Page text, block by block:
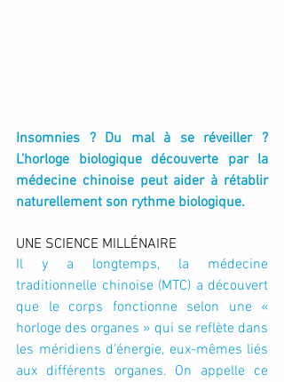
Insomnies ? Du mal à se réveiller ?
L’horloge biologique découverte par la
médecine chinoise peut aider à rétablir
naturellement son rythme biologique.
UNE SCIENCE MILLÉNAIRE
Il y a longtemps, la médecine
traditionnelle chinoise (MTC) a découvert
que le corps fonctionne selon une «
horloge des organes » qui se reflète dans
les méridiens d’énergie, eux-mêmes liés
aux différents organes. On appelle ce